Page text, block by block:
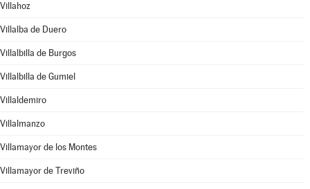
Villahoz
Villalba de Duero
Villalbilla de Burgos
Villalbilla de Gumiel
Villaldemiro
Villalmanzo
Villamayor de los Montes
Villamayor de Treviño